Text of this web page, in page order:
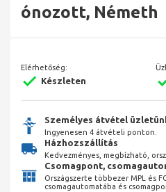
ónozott, Németh
Elérhetőség:
Készleten
Személyes átvétel
Ingyenesen 4 átvételi ponton.
Házhozszállítás
Kedvezményes, megbízható,
Csomagpont,
Országszerte többezer MPL és
csomagautomatába és